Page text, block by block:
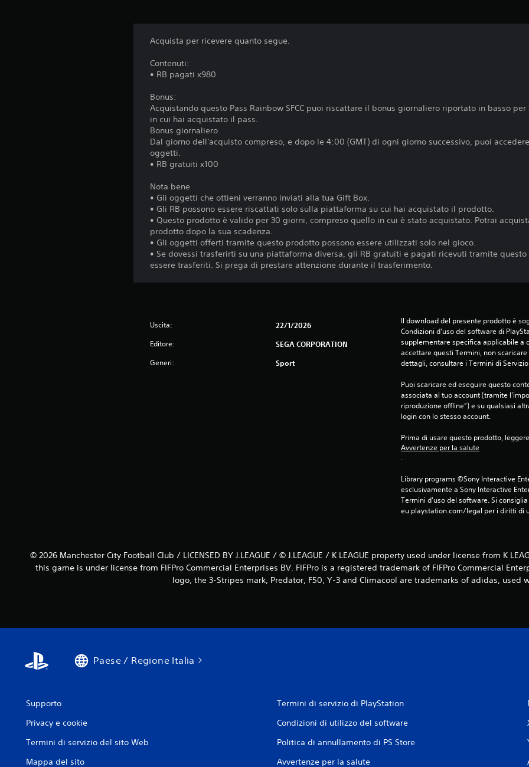
Acquista per ricevere quanto segue.
Contenuti:
• RB pagati x980
Bonus:
Acquistando questo Pass Rainbow SFCC puoi riscattare il bonus giornaliero riportato in basso
in cui hai acquistato il pass.
Bonus giornaliero
Dal giorno dell'acquisto compreso, e dopo le 4:00 (GMT) di ogni giorno successivo, puoi
oggetti.
• RB gratuiti x100
Nota bene
• Gli oggetti che ottieni verranno inviati alla tua Gift Box.
• Gli RB possono essere riscattati solo sulla piattaforma su cui hai acquistato il prodotto.
• Questo prodotto è valido per 30 giorni, compreso quello in cui è stato acquistato. Potrai
prodotto dopo la sua scadenza.
• Gli oggetti offerti tramite questo prodotto possono essere utilizzati solo nel gioco.
• Se dovessi trasferirti su una piattaforma diversa, gli RB gratuiti e pagati ricevuti tramite
essere trasferiti. Si prega di prestare attenzione durante il trasferimento.
Uscita: 22/1/2026
Editore: SEGA CORPORATION
Generi: Sport
Il download del presente prodotto è
Condizioni d'uso del software di
supplementare specifica applicabile a
accettare questi Termini, non
dettagli, consultare i Termini di
Puoi scaricare ed eseguire questo
associata al tuo account (tramite
riproduzione offline”) e su qualsiasi
login con lo stesso account.
Prima di usare questo prodotto,
Avvertenze per la salute
.
Library programs ©Sony Interactive
esclusivamente a Sony Interactive
Termini d'uso del software. Si
eu.playstation.com/legal per i diritti di
© 2026 Manchester City Football Club / LICENSED BY J.LEAGUE / © J.LEAGUE / K LEAGUE property used under license from K
this game is under license from FIFPro Commercial Enterprises BV. FIFPro is a registered trademark of FIFPro Commercial
logo, the 3-Stripes mark, Predator, F50, Y-3 and Climacool are trademarks of adidas, used
Paese / Regione Italia
Supporto
Privacy e cookie
Termini di servizio del sito Web
Mappa del sito
Termini di servizio di PlayStation
Condizioni di utilizzo del software
Politica di annullamento di PS Store
Avvertenze per la salute